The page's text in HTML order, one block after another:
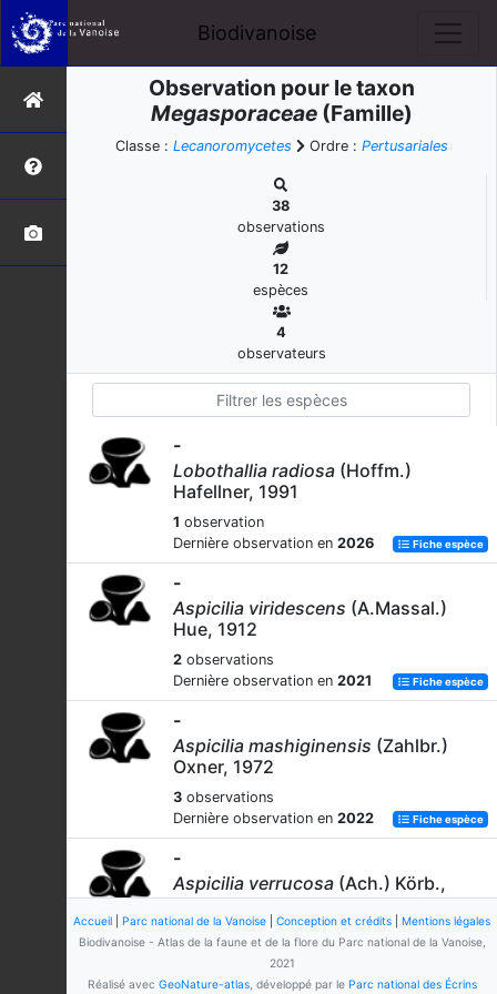
Biodivanoise
Observation pour le taxon
Megasporaceae(Famille)
Classe : Lecanoromycetes Ordre : Pertusariales
38
observations
12
espèces
4
observateurs
-
Lobothallia radiosa (Hoffm.)
Hafellner, 1991
1 observation
Dernière observation en 2026 Fiche espèce
-
Aspicilia viridescens (A.Massal.)
Hue, 1912
2 observations
Dernière observation en 2021 Fiche espèce
-
Aspicilia mashiginensis (Zahlbr.)
Oxner, 1972
3 observations
Dernière observation en 2022 Fiche espèce
-
Aspicilia verrucosa (Ach.) Körb.,
1855 subsp.verrucosa
observations
Dernière observation en
Accueil Parc national de la Vanoise Conception et crédits
Mentions légales
Biodivanoise - Atlas de la faune et de la flore du Parc national de la Vanoise,
2021
Réalisé avec GeoNature-atlas, développé par le Parc national des Écrins